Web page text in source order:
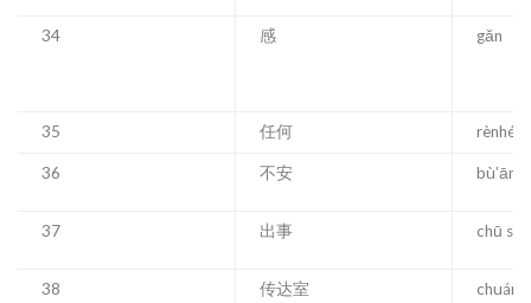
34 感 gǎn
35 任何 rènhé
36 不安 bù’ān
37 出事 chū shì
38 传达室